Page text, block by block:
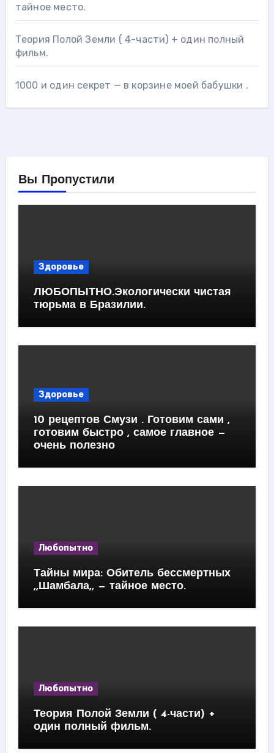
тайное место.
Теория Полой Земли ( 4-части) + один полный
фильм.
1000 и один секрет — в корзине моей бабушки .
Вы Пропустили
Здоровье
ЛЮБОПЫТНО.Экологически чистая
тюрьма в Бразилии.
Здоровье
10 рецептов Смузи . Готовим сами ,
готовим быстро , самое главное —
очень полезно
Любопытно
Тайны мира: Обитель бессмертных
,,Шамбала,, — тайное место.
Любопытно
Теория Полой Земли ( 4-части) +
один полный фильм.